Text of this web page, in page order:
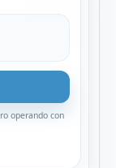
operando con